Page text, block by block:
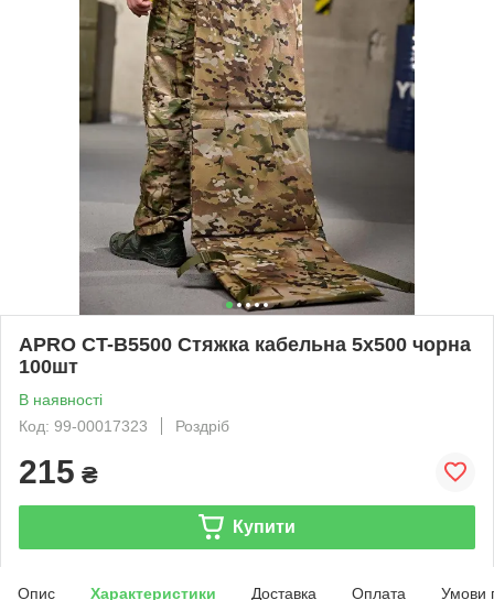
APRO CT-B5500 Стяжка кабельна 5х500 чорна
100шт
В наявності
Код: 99-00017323
Роздріб
215 ₴
Купити
Опис Характеристики Доставка Оплата Умови